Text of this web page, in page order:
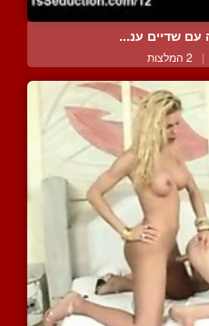
עם שדיים ענ...
| 2 המלצות